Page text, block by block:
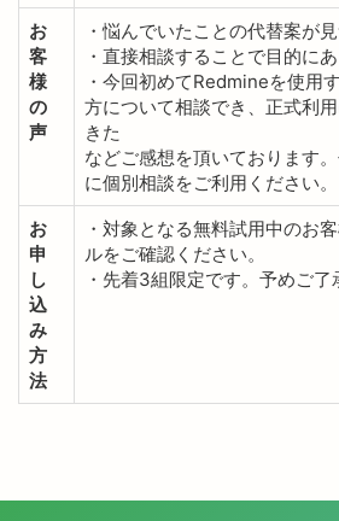
お
客
様
の
声
・悩んでいたことの代替案が
・直接相談することで目的に
・今回初めてRedmineを使用
方について相談でき、正式利
きた
などご感想を頂いております
に個別相談をご利用ください。
お
申
し
込
み
方
法
・対象となる無料試用中のお
ルをご確認ください。
・先着3組限定です。予めご了